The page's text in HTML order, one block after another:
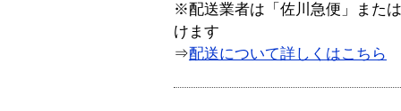
※配送業者は「佐川急便」また
けます
⇒配送について詳しくはこちら